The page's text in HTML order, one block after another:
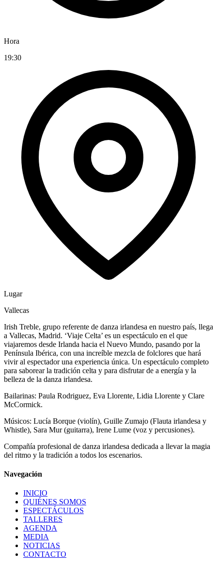
Hora
19:30
Lugar
Vallecas
Irish Treble, grupo referente de danza irlandesa en nuestro país, llega
a Vallecas, Madrid. ‘Viaje Celta’ es un espectáculo en el que
viajaremos desde Irlanda hacia el Nuevo Mundo, pasando por la
Península Ibérica, con una increíble mezcla de folclores que hará
vivir al espectador una experiencia única. Un espectáculo completo
para saborear la tradición celta y para disfrutar de a energía y la
belleza de la danza irlandesa.
Bailarinas: Paula Rodriguez, Eva Llorente, Lidia Llorente y Clare
McCormick.
Músicos: Lucía Borque (violín), Guille Zumajo (Flauta irlandesa y
Whistle), Sara Mur (guitarra), Irene Lume (voz y percusiones).
Compañía profesional de danza irlandesa dedicada a llevar la magia
del ritmo y la tradición a todos los escenarios.
Navegación
INICIO
QUIÉNES SOMOS
ESPECTÁCULOS
TALLERES
AGENDA
MEDIA
NOTICIAS
CONTACTO